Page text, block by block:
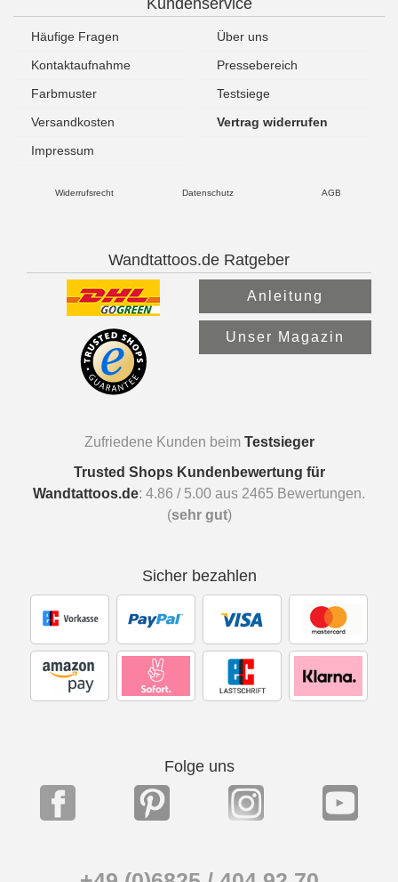
Häufige Fragen
Über uns
Kontaktaufnahme
Pressebereich
Farbmuster
Testsiege
Versandkosten
Vertrag widerrufen
Impressum
Widerrufsrecht Datenschutz AGB
Wandtattoos.de Ratgeber
Anleitung
Unser Magazin
Zufriedene Kunden beim Testsieger
Trusted Shops Kundenbewertung für
Wandtattoos.de: 4.86 / 5.00 aus 2465 Bewertungen.
(sehr gut)
Sicher bezahlen
Folge uns